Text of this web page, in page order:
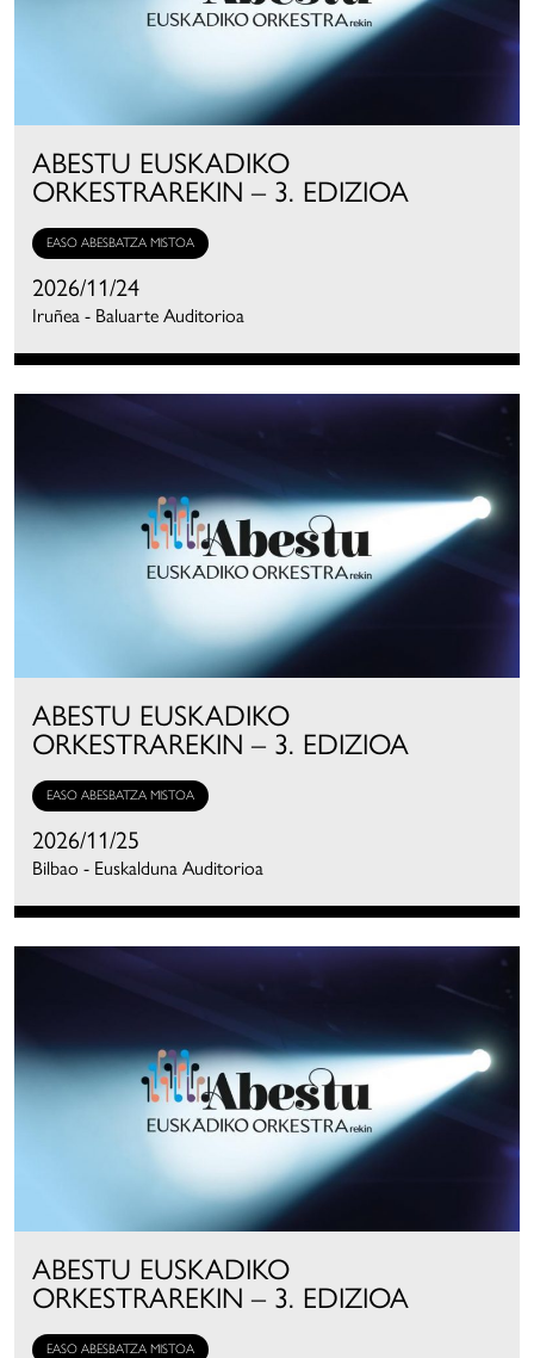
ABESTU EUSKADIKO
ORKESTRAREKIN – 3. EDIZIOA
EASO ABESBATZA MISTOA
2026/11/24
Iruñea - Baluarte Auditorioa
ABESTU EUSKADIKO
ORKESTRAREKIN – 3. EDIZIOA
EASO ABESBATZA MISTOA
2026/11/25
Bilbao - Euskalduna Auditorioa
ABESTU EUSKADIKO
ORKESTRAREKIN – 3. EDIZIOA
EASO ABESBATZA MISTOA